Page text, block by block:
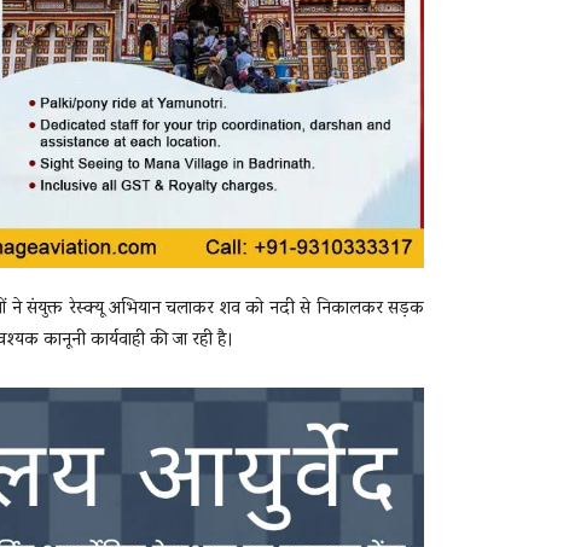
ने संयुक्त रेस्क्यू अभियान चलाकर शव को नदी से निकालकर सड़क
कानूनी कार्यवाही की जा रही है।